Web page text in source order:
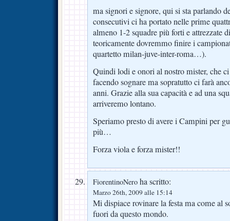
ma signori e signore, qui si sta parlando
consecutivi ci ha portato nelle prime
almeno 1-2 squadre più forti e attrezzate
teoricamente dovremmo finire i
quartetto milan-juve-inter-roma…).
Quindi lodi e onori al nostro mister, che
facendo sognare ma sopratutto ci farà
anni. Grazie alla sua capacità e ad una
arriveremo lontano.
Speriamo presto di avere i Campini per
più…
Forza viola e forza mister!!
FiorentinoNero ha scritto:
Marzo 26th, 2009 alle 15:14
Mi dispiace rovinare la festa ma come al
fuori da questo mondo.